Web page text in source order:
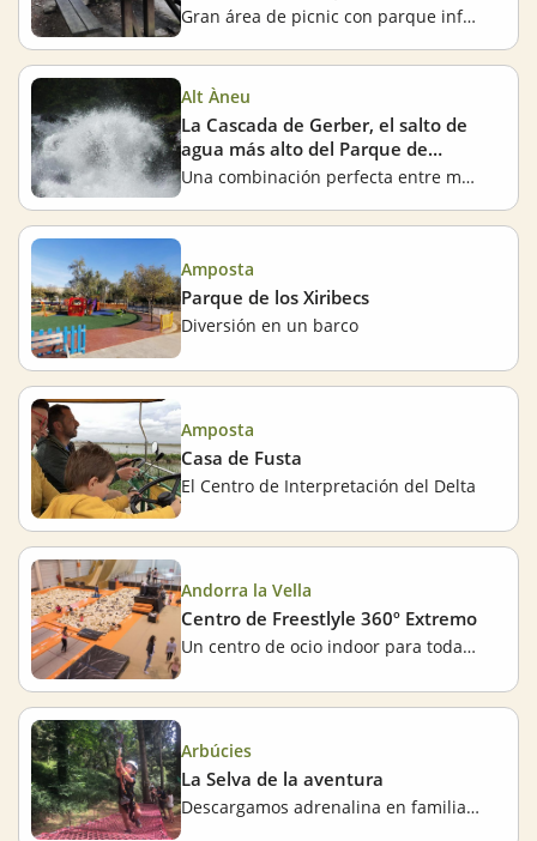
Gran área de picnic con parque infantil
Alt Àneu
La Cascada de Gerber, el salto de
agua más alto del Parque de
Aigüestortes
Una combinación perfecta entre montaña y agua
Amposta
Parque de los Xiribecs
Diversión en un barco
Amposta
Casa de Fusta
El Centro de Interpretación del Delta
Andorra la Vella
Centro de Freestlyle 360º Extremo
Un centro de ocio indoor para todas las edades, en Andorra la Vella
Arbúcies
La Selva de la aventura
Descargamos adrenalina en familia en medio del bosque